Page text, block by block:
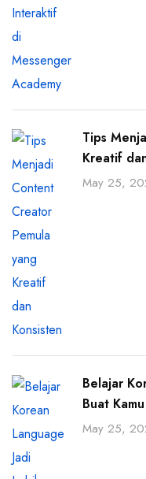
Tips
Kreatif
May 25,
Belajar
Buat
May 25,